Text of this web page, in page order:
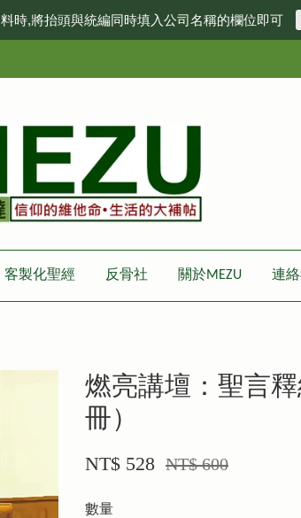
時,將抬頭與統編同時填入公司名稱的欄位即可
客製化聖經 反骨社 關於MEZU 連
燃亮講壇：聖言
冊）
NT$ 528 NT$ 600
數量